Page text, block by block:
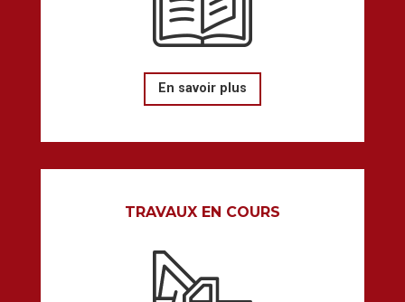
En savoir plus
TRAVAUX EN COURS